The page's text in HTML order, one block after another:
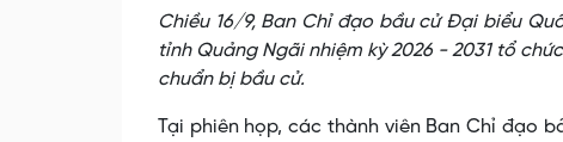
Chiều 16/9, Ban Chỉ đạo bầu cử Đại biểu
tỉnh Quảng Ngãi nhiệm kỳ 2026 - 2031 tổ
chuẩn bị bầu cử.
Tại phiên họp, các thành viên Ban Chỉ đạo